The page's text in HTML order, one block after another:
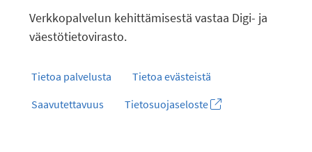
Verkkopalvelun kehittämisestä vastaa Digi- ja
väestötietovirasto.
Tietoa palvelusta
Tietoa evästeistä
Saavutettavuus
Tietosuojaseloste